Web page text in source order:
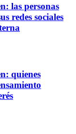
las personas
redes sociales
quienes